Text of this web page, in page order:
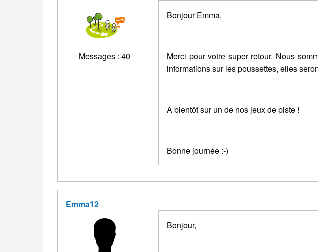
Messages : 40
Bonjour Emma,
Merci pour votre super retour. Nous
informations sur les poussettes, elles
A bientôt sur un de nos jeux de piste !
Bonne journée :-)
Emma12
Bonjour,